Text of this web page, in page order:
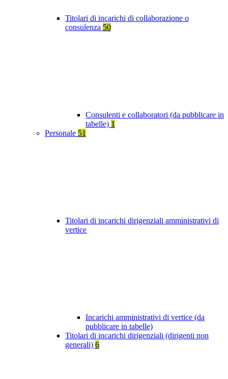
Titolari di incarichi di collaborazione o
consulenza 50
Consulenti e collaboratori (da pubblicare in
tabelle) 1
Personale 51
Titolari di incarichi dirigenziali amministrativi di
vertice
Incarichi amministrativi di vertice (da
pubblicare in tabelle)
Titolari di incarichi dirigenziali (dirigenti non
generali) 6